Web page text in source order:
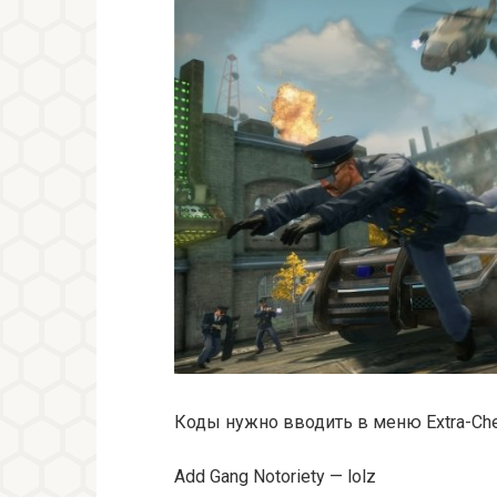
Коды нужно вводить в меню Extra-
Add Gang Notoriety — lolz